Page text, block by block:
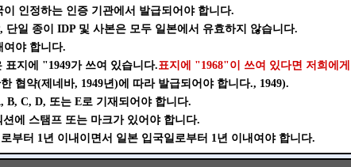
인정하는 인증 기관에서 발급되어야 합니다.
단일 종이 IDP 및 사본은 모두 일본에서 유효하지 않습니다.
야 합니다.
표지에 "1949가 쓰여 있습니다.표지에 "1968"이 쓰여 있다면 저희에
협약(제네바, 1949년)에 따라 발급되어야 합니다., 1949).
C, D, 또는 E로 기재되어야 합니다.
에 스탬프 또는 마크가 있어야 합니다.
부터 1년 이내이면서 일본 입국일로부터 1년 이내여야 합니다.